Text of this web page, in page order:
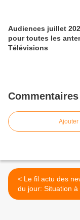
Audiences juillet
pour toutes les
Télévisions
Commentaires
Ajouter
< Le fil actu des news télé
du jour: Situation à
Midi Sport, Les